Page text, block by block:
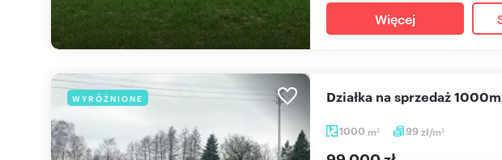
Więcej
WYRÓŻNIONE
1000 m2 99zł/m2
działka na sprzedaż